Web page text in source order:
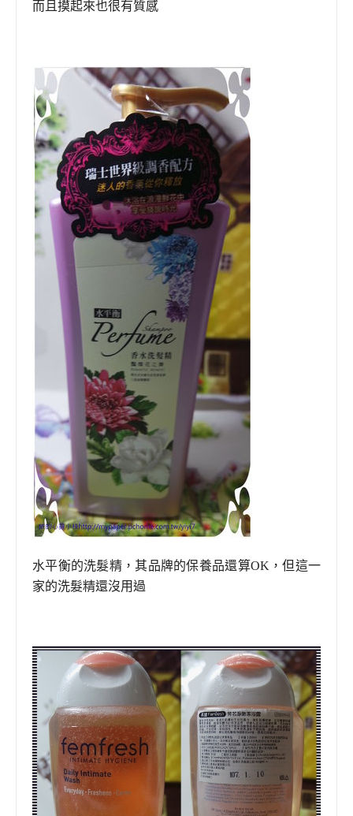
而且 摸起來也很有質感
水平衡的洗髮精 ，其品牌的保養品還算OK ，但這一
家的洗髮精還沒用過